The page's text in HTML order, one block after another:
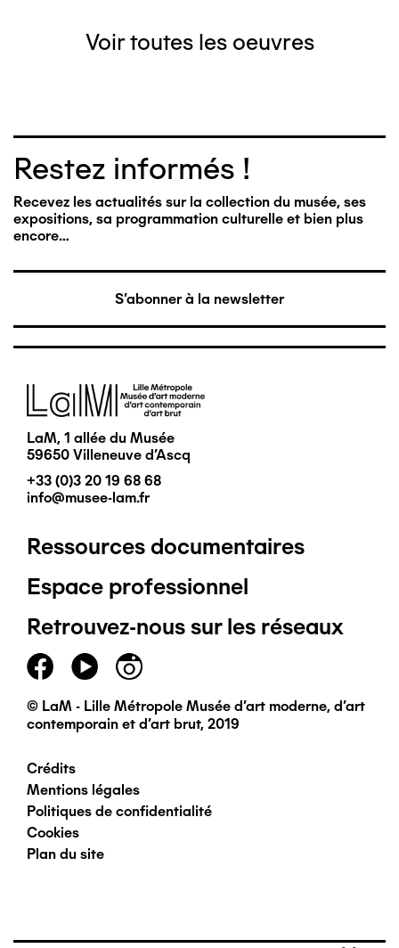
Voir toutes les oeuvres
Restez informés !
Recevez les actualités sur la collection du musée, ses
expositions, sa programmation culturelle et bien plus
encore…
S'abonner à la newsletter
Image
LaM, 1 allée du Musée
59650 Villeneuve d'Ascq
+33 (0)3 20 19 68 68
info@musee-lam.fr
Pied
de
page
principal
Ressources documentaires
Espace professionnel
Retrouvez-nous sur les réseaux
© LaM - Lille Métropole Musée d'art moderne, d'art
contemporain et d'art brut, 2019
Pied
de
page
Crédits
Mentions légales
Politiques de confidentialité
Cookies
Plan du site